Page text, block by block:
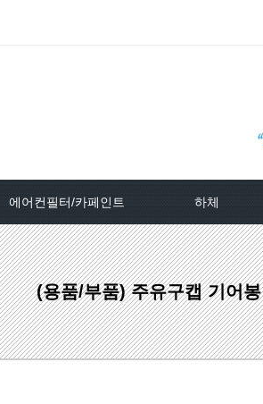
에어컨필터/카페인트
자동차페인트/차종별
자동차페인트/색상코드별
대영카페인트
하체
TPMS
클러치커버/
클러치커버/
(용품/부품) 주유구캡 기어